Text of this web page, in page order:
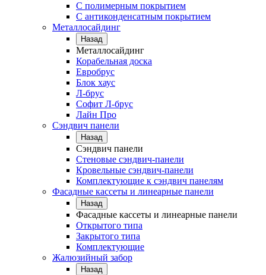
С полимерным покрытием
С антиконденсатным покрытием
Металлосайдинг
Назад
Металлосайдинг
Корабельная доска
Евробрус
Блок хаус
Л-брус
Софит Л-брус
Лайн Про
Сэндвич панели
Назад
Сэндвич панели
Стеновые сэндвич-панели
Кровельные сэндвич-панели
Комплектующие к сэндвич панелям
Фасадные кассеты и линеарные панели
Назад
Фасадные кассеты и линеарные панели
Открытого типа
Закрытого типа
Комплектующие
Жалюзийный забор
Назад